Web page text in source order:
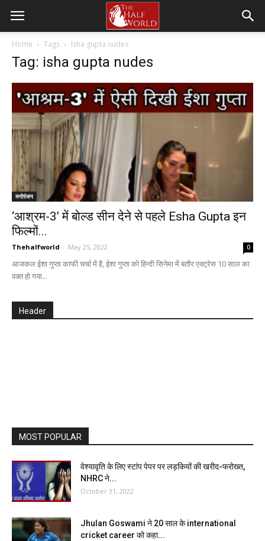
Home Tags Isha gupta nudes
Tag: isha gupta nudes
मनोरंजन
‘आश्रम-3’ में बोल्ड सीन देने से पहले Esha Gupta इन
फिल्मों...
Thehalfworld - May 25, 2022 0
आजकल ईशा गुप्ता काफी चर्चा में है, ईशा गुप्ता को हिन्दी सिनेमा में बतौर एक्ट्रेस 10 साल का
वक्त हो गया...
Header
MOST POPULAR
वेश्यावृति के लिए स्टांप पेपर पर लड़कियों की खरीद-फरोख्त,
NHRC ने...
October 31, 2022
Jhulan Goswami ने 20 साल के international
cricket career को कहा...